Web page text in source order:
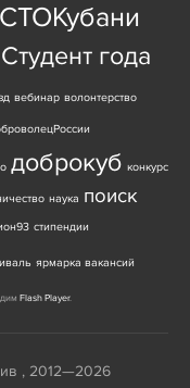
СТОКубани
Студент года
вебинар волонтерство
доброкуб конкурс
наука поиск
стипендии
ярмарка вакансий
Flash Player.
, 2012—2026